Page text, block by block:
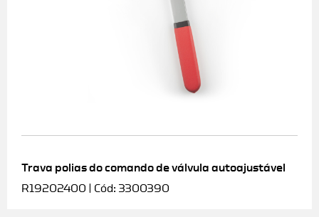
Trava polias do comando de válvula autoajustável
R19202400 | Cód: 3300390